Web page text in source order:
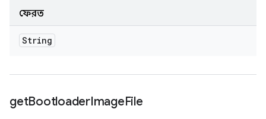
ফেরত
String
getBootloaderImageFile